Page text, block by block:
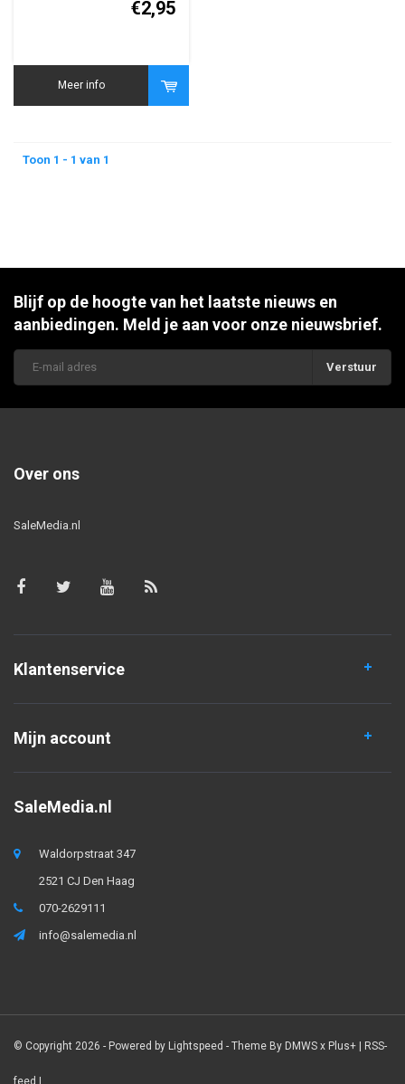
€2,95
Meer info
Toon 1 - 1 van 1
Blijf op de hoogte van het laatste nieuws en
aanbiedingen. Meld je aan voor onze nieuwsbrief.
Verstuur
Over ons
SaleMedia.nl
Klantenservice
Mijn account
SaleMedia.nl
Waldorpstraat 347
2521 CJ Den Haag
070-2629111
info@salemedia.nl
© Copyright 2026 - Powered by Lightspeed - Theme By DMWS x Plus+ | RSS-
feed |